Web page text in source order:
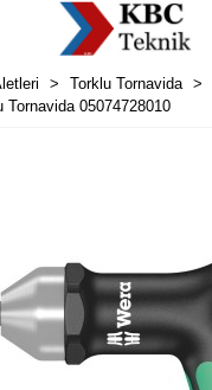
> Torklu Tornavida >
Tornavida 05074728010